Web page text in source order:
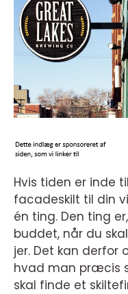
Hvis tiden er inde
facadeskilt til din
én ting. Den ting
buddet, når du
jer. Det kan
hvad man præcis
skal finde et